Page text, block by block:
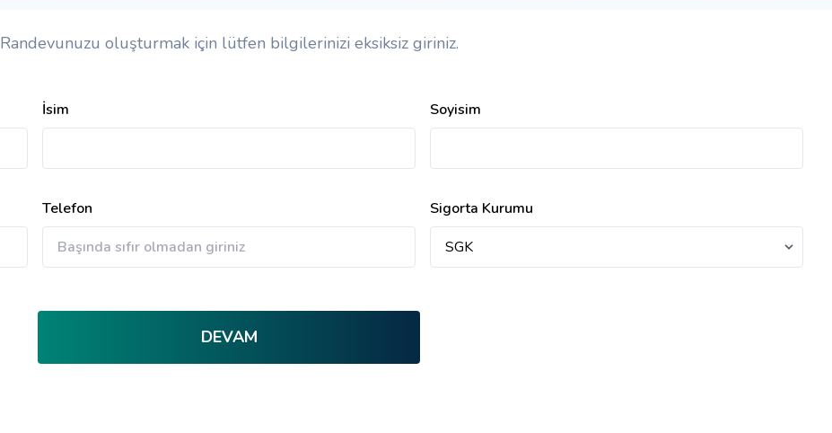
Randevunuzu oluşturmak için lütfen bilgilerinizi eksiksiz giriniz.
İsim Soyisim
Telefon Sigorta Kurumu
DEVAM